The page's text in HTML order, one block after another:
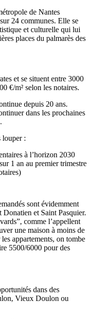
de Nantes
24 communes. Elle se
et culturelle qui lui
places du palmarès des
et se situent entre 3000
€/m² selon les notaires.
depuis 20 ans.
dans les prochaines
louper :
à l’horizon 2030
1 an au premier trimestre
sont évidemment
et Saint Pasquier.
comme l’appellent
une maison à moins de
appartements, on tombe
5500/6000 pour des
dans des
Vieux Doulon ou